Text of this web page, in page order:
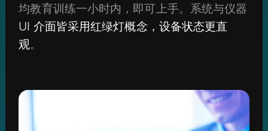
均教育训练一小时内，即可上手。系统与仪器
UI 介面皆采用红绿灯概念，设备状态更直
观。